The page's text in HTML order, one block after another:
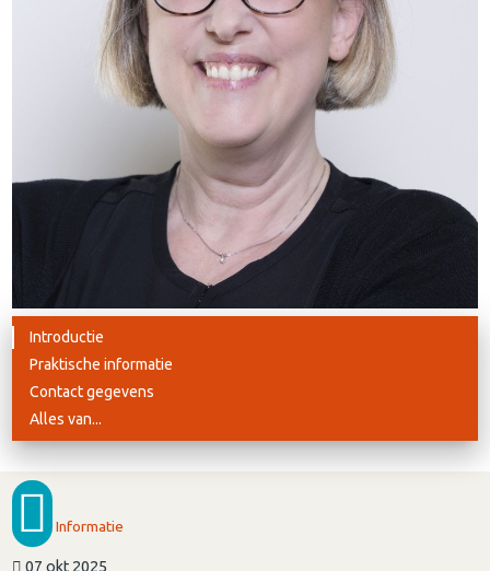
Introductie
Praktische informatie
Contact gegevens
Alles van...
Informatie
07 okt 2025